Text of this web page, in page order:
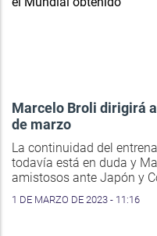
Marcelo Broli dirigirá
de marzo
La continuidad del
todavía está en duda y
amistosos ante Japón y
1 DE MARZO DE 2023 - 11:16